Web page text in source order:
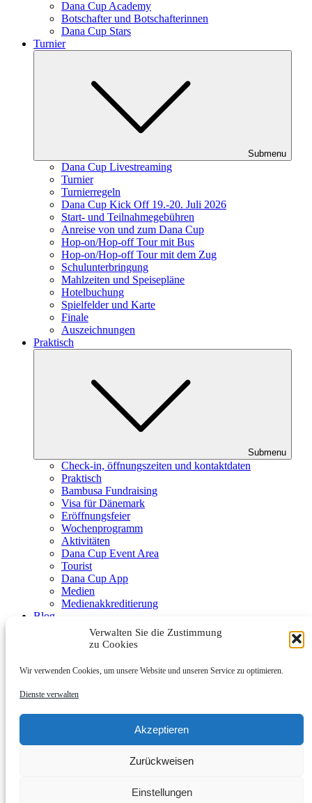
Verwalten Sie die Zustimmung
zu Cookies
Wir verwenden Cookies, um unsere Website und unseren Service zu optimieren.
Dienste verwalten
Akzeptieren
Zurückweisen
Einstellungen
Dana Cup Academy
Botschafter und Botschafterinnen
Dana Cup Stars
Turnier
Submenu
Dana Cup Livestreaming
Turnier
Turnierregeln
Dana Cup Kick Off 19.-20. Juli 2026
Start- und Teilnahmegebühren
Anreise von und zum Dana Cup
Hop-on/Hop-off Tour mit Bus
Hop-on/Hop-off Tour mit dem Zug
Schulunterbringung
Mahlzeiten und Speisepläne
Hotelbuchung
Spielfelder und Karte
Finale
Auszeichnungen
Praktisch
Submenu
Check-in, öffnungszeiten und kontaktdaten
Praktisch
Bambusa Fundraising
Visa für Dänemark
Eröffnungsfeier
Wochenprogramm
Aktivitäten
Dana Cup Event Area
Tourist
Dana Cup App
Medien
Medienakkreditierung
Blog
Schiedsrichter